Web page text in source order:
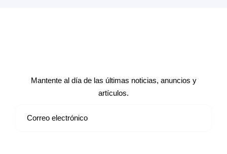
Mantente al día de las últimas noticias, anuncios y
artículos.